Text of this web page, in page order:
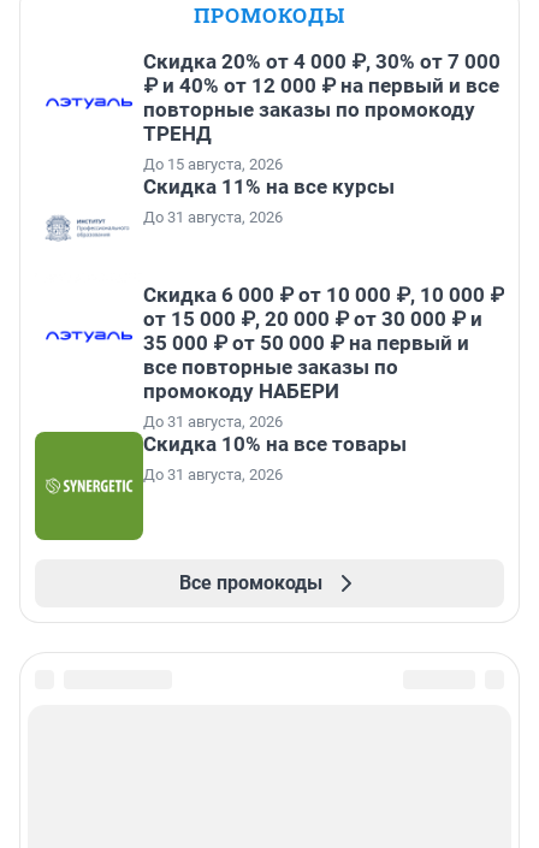
ПРОМОКОДЫ
Скидка 20% от 4 000 ₽, 30% от 7 000
₽ и 40% от 12 000 ₽ на первый и все
повторные заказы по промокоду
ТРЕНД
До 15 августа, 2026
Скидка 11% на все курсы
До 31 августа, 2026
Скидка 6 000 ₽ от 10 000 ₽, 10 000 ₽
от 15 000 ₽, 20 000 ₽ от 30 000 ₽ и
35 000 ₽ от 50 000 ₽ на первый и
все повторные заказы по
промокоду НАБЕРИ
До 31 августа, 2026
Скидка 10% на все товары
До 31 августа, 2026
Все промокоды